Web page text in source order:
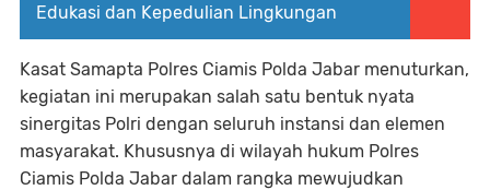
Edukasi dan Kepedulian Lingkungan
Kasat Samapta Polres Ciamis Polda Jabar menuturkan,
kegiatan ini merupakan salah satu bentuk nyata
sinergitas Polri dengan seluruh instansi dan elemen
masyarakat. Khususnya di wilayah hukum Polres
Ciamis Polda Jabar dalam rangka mewujudkan